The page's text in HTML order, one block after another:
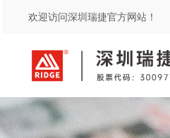
欢迎访问深圳瑞捷官方网站！